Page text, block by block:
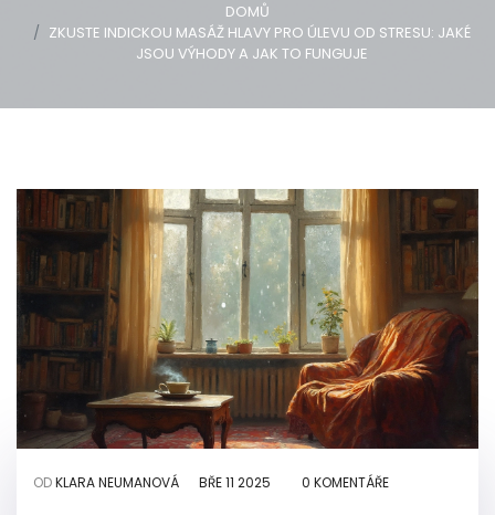
DOMŮ
ZKUSTE INDICKOU MASÁŽ HLAVY PRO ÚLEVU OD STRESU: JAKÉ
JSOU VÝHODY A JAK TO FUNGUJE
ODKLARA NEUMANOVÁ BŘE 11 2025 0 KOMENTÁŘE